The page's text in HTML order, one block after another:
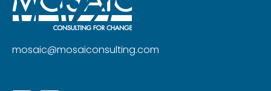
mosaic@mosaiconsulting.com